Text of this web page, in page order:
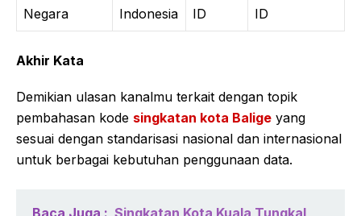
Negara Indonesia ID ID
Akhir Kata
Demikian ulasan kanalmu terkait dengan topik
pembahasan kode singkatan kota Balige yang
sesuai dengan standarisasi nasional dan internasional
untuk berbagai kebutuhan penggunaan data.